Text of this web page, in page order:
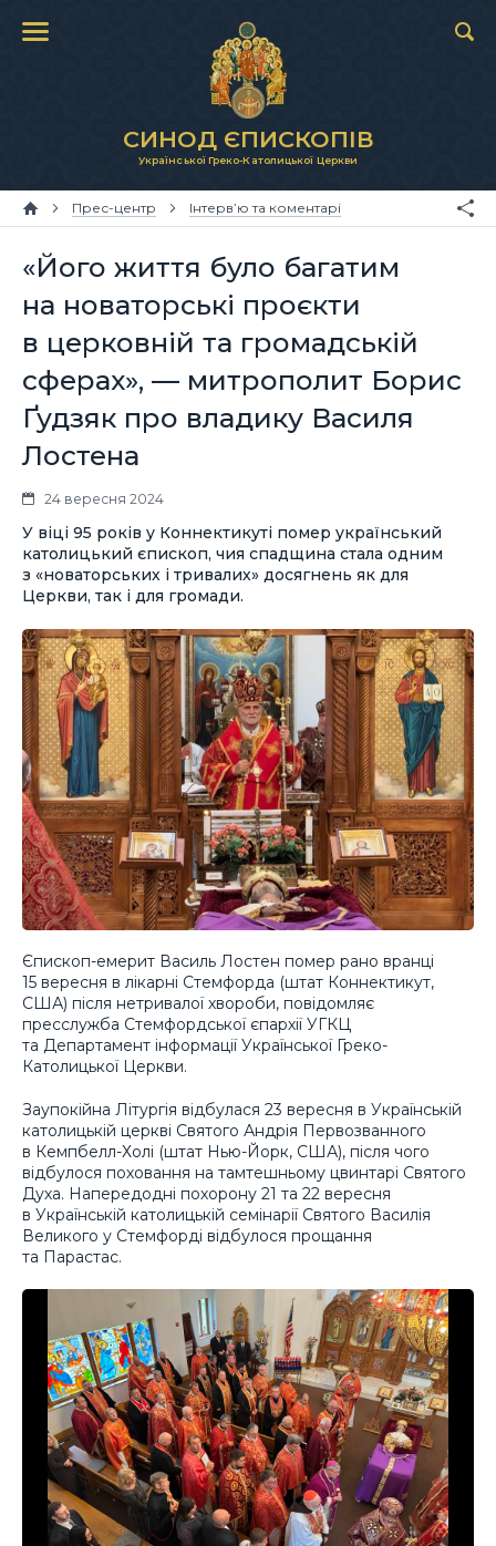
СИНОД ЄПИСКОПІВ
Української Греко-Католицької Церкви
Прес-центр Інтерв’ю та коментарі
«Його життя було багатим
на новаторські проєкти
в церковній та громадській
сферах», — митрополит Борис
Ґудзяк про владику Василя
Лостена
24 вересня 2024
У віці 95 років у Коннектикуті помер український
католицький єпископ, чия спадщина стала одним
з «новаторських і тривалих» досягнень як для
Церкви, так і для громади.
Єпископ-емерит Василь Лостен помер рано вранці
15 вересня в лікарні Стемфорда (штат Коннектикут,
США) після нетривалої хвороби, повідомляє
пресслужба Стемфордської єпархії УГКЦ
та Департамент інформації Української Греко-
Католицької Церкви.
Заупокійна Літургія відбулася 23 вересня в Українській
католицькій церкві Святого Андрія Первозванного
в Кемпбелл-Холі (штат Нью-Йорк, США), після чого
відбулося поховання на тамтешньому цвинтарі Святого
Духа. Напередодні похорону 21 та 22 вересня
в Українській католицькій семінарії Святого Василія
Великого у Стемфорді відбулося прощання
та Парастас.